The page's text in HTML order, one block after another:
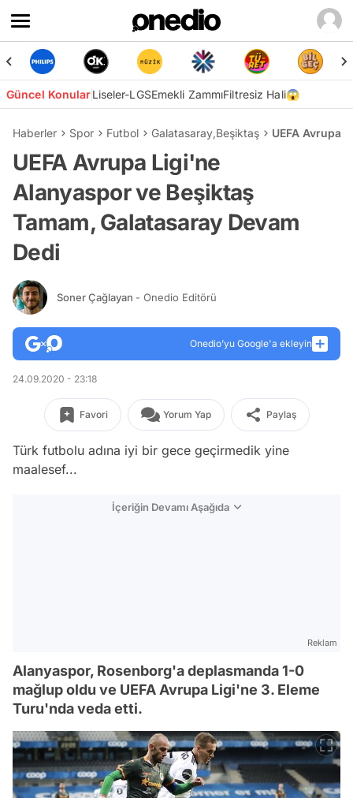
Güncel KonularLiseler-LGSEmekli ZammıFiltresiz Hali😱
Haberler Spor Futbol Galatasaray,Beşiktaş UEFA Avrupa
UEFA Avrupa Ligi'ne
Alanyaspor ve Beşiktaş
Tamam, Galatasaray Devam
Dedi
Soner Çağlayan - Onedio Editörü
Onedio’yu Google'a ekleyin
24.09.2020 - 23:18
Favori Yorum Yap Paylaş
Türk futbolu adına iyi bir gece geçirmedik yine
maalesef...
İçeriğin Devamı Aşağıda
Reklam
Alanyaspor, Rosenborg'a deplasmanda 1-0
mağlup oldu ve UEFA Avrupa Ligi'ne 3. Eleme
Turu'nda veda etti.